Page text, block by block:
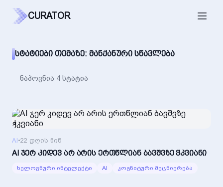
CURATOR
ᲡᲢᲐᲢᲘᲔᲑᲘ ᲗᲔᲛᲐᲖᲔ: ᲛᲐᲜᲥᲐᲜᲣᲠᲘ ᲡᲬᲐᲕᲚᲔᲑᲐ
ნაპოვნია 4 სტატია
AI•22 დღის წინ
AI ჯერ კიდევ არ არის ერთწლიან ბავშვზე ჭკვიანი
ხელოვნური ინტელექტი AI კოგნიტური მეცნიერება